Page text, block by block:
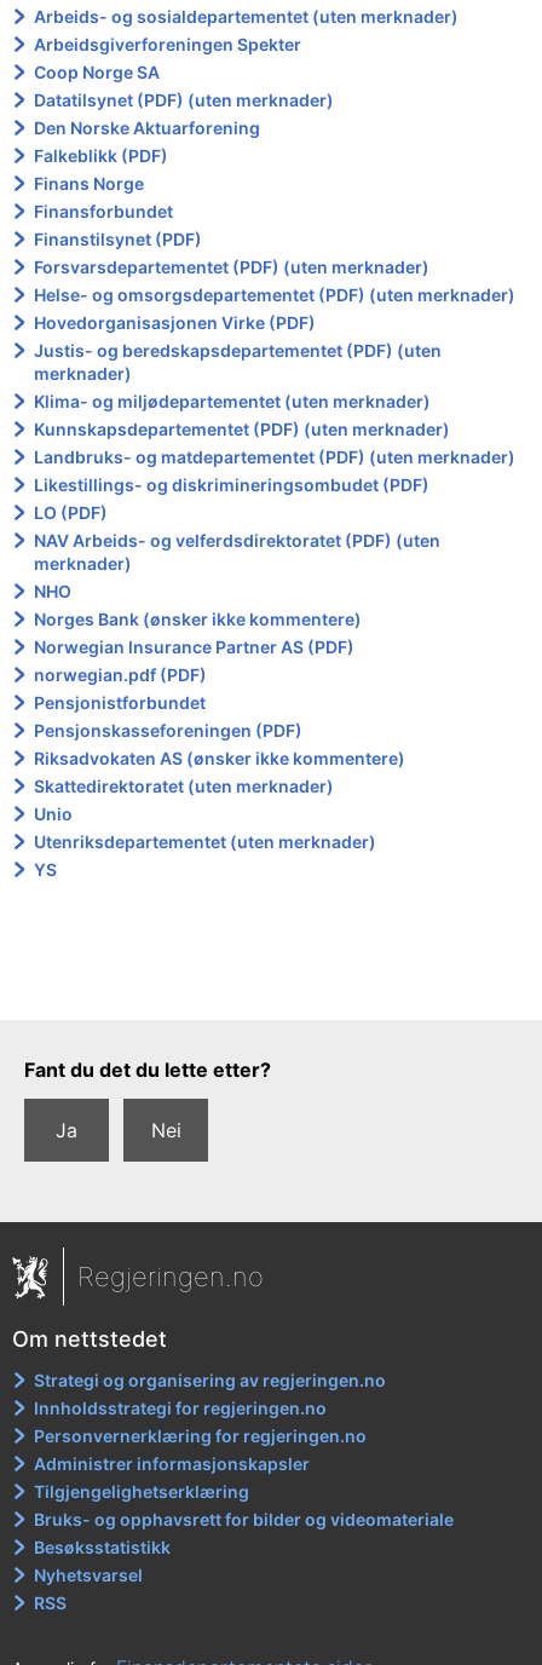
Arbeids- og sosialdepartementet (uten merknader)
Arbeidsgiverforeningen Spekter
Coop Norge SA
Datatilsynet (PDF) (uten merknader)
Den Norske Aktuarforening
Falkeblikk (PDF)
Finans Norge
Finansforbundet
Finanstilsynet (PDF)
Forsvarsdepartementet (PDF) (uten merknader)
Helse- og omsorgsdepartementet (PDF) (uten merknader)
Hovedorganisasjonen Virke (PDF)
Justis- og beredskapsdepartementet (PDF) (uten
merknader)
Klima- og miljødepartementet (uten merknader)
Kunnskapsdepartementet (PDF) (uten merknader)
Landbruks- og matdepartementet (PDF) (uten merknader)
Likestillings- og diskrimineringsombudet (PDF)
LO (PDF)
NAV Arbeids- og velferdsdirektoratet (PDF) (uten
merknader)
NHO
Norges Bank (ønsker ikke kommentere)
Norwegian lnsurance Partner AS (PDF)
norwegian.pdf (PDF)
Pensjonistforbundet
Pensjonskasseforeningen (PDF)
Riksadvokaten AS (ønsker ikke kommentere)
Skattedirektoratet (uten merknader)
Unio
Utenriksdepartementet (uten merknader)
YS
Tilbakemeldingsskjema
Fant du det du lette etter?
Ja Nei
Regjeringen.no
Om nettstedet
Strategi og organisering av regjeringen.no
Innholdsstrategi for regjeringen.no
Personvernerklæring for regjeringen.no
Administrer informasjonskapsler
Tilgjengelighetserklæring
Bruks- og opphavsrett for bilder og videomateriale
Besøksstatistikk
Nyhetsvarsel
RSS